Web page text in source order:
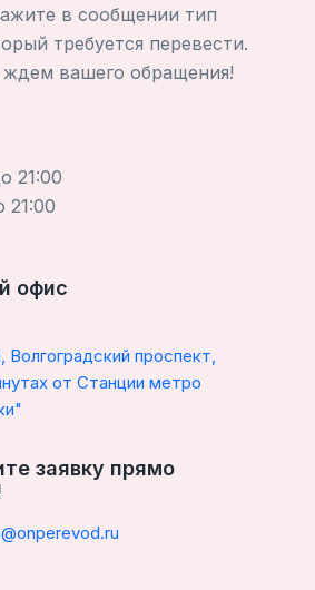
в сообщении тип
требуется перевести.
вашего обращения!
21:00
21:00
офис
Волгоградский проспект,
от Станции метро
заявку прямо